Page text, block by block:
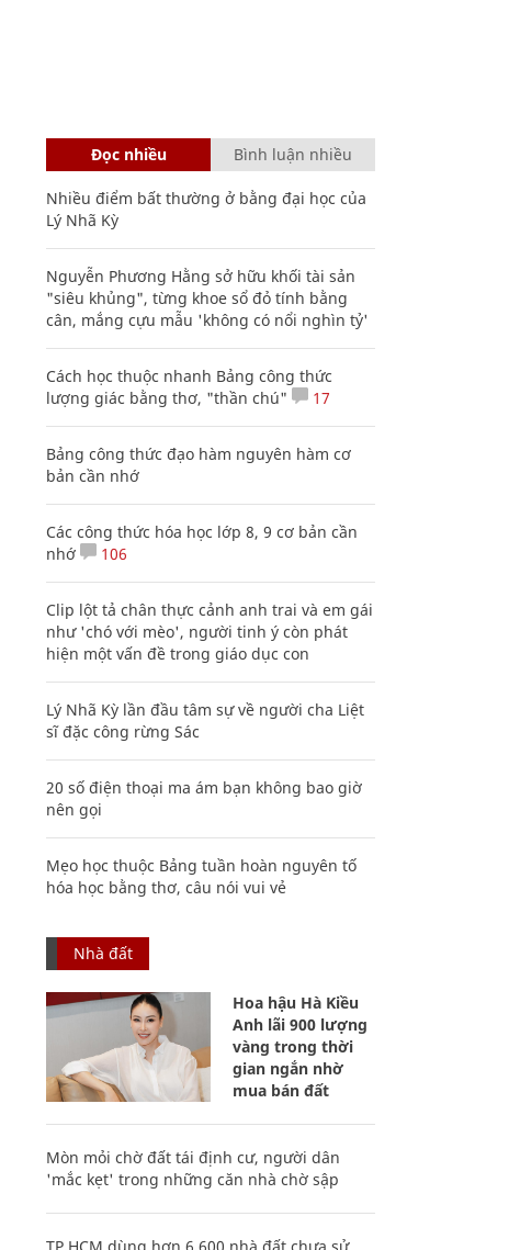
Đọc nhiều Bình luận nhiều
Nhiều điểm bất thường ở bằng đại học của
Lý Nhã Kỳ
Nguyễn Phương Hằng sở hữu khối tài sản
"siêu khủng", từng khoe sổ đỏ tính bằng
cân, mắng cựu mẫu 'không có nổi nghìn tỷ'
Cách học thuộc nhanh Bảng công thức
lượng giác bằng thơ, "thần chú"
17
Bảng công thức đạo hàm nguyên hàm cơ
bản cần nhớ
Các công thức hóa học lớp 8, 9 cơ bản cần
nhớ
106
Clip lột tả chân thực cảnh anh trai và em gái
như 'chó với mèo', người tinh ý còn phát
hiện một vấn đề trong giáo dục con
Lý Nhã Kỳ lần đầu tâm sự về người cha Liệt
sĩ đặc công rừng Sác
20 số điện thoại ma ám bạn không bao giờ
nên gọi
Mẹo học thuộc Bảng tuần hoàn nguyên tố
hóa học bằng thơ, câu nói vui vẻ
Nhà đất
Hoa hậu Hà Kiều
Anh lãi 900 lượng
vàng trong thời
gian ngắn nhờ
mua bán đất
Mòn mỏi chờ đất tái định cư, người dân
'mắc kẹt' trong những căn nhà chờ sập